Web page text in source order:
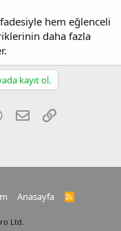
hem eğlenceli
daha fazla
kayıt ol.
WhatsApp
E-postaLink
Anasayfa
R
Ltd.